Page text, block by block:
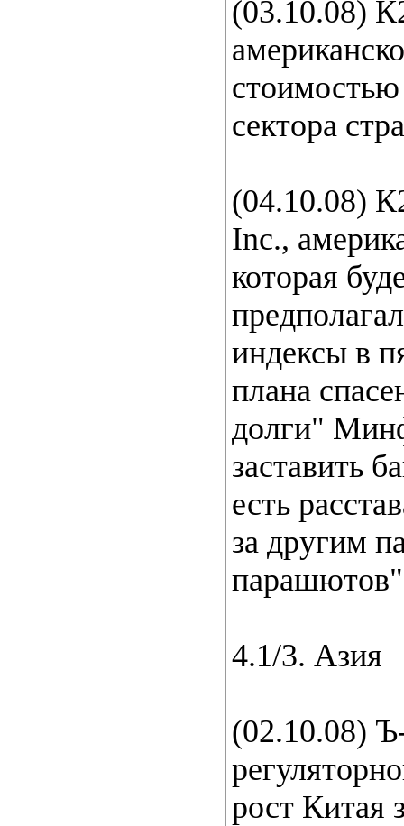
(03.10.08)
сектора
(04.10.08)
Inc.,
которая
индексы в
плана
долги"
заставить
есть
за другим
4.1/3. Азия
(02.10.08)
рост Китая